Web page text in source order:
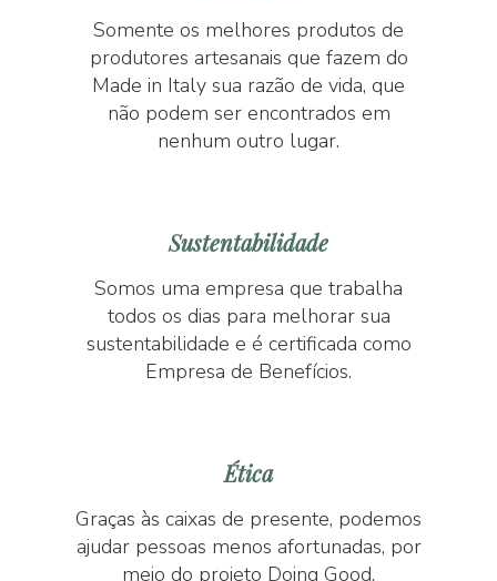
Somente os melhores produtos de
produtores artesanais que fazem do
Made in Italy sua razão de vida, que
não podem ser encontrados em
nenhum outro lugar.
Sustentabilidade
Somos uma empresa que trabalha
todos os dias para melhorar sua
sustentabilidade e é certificada como
Empresa de Benefícios.
Ética
Graças às caixas de presente, podemos
ajudar pessoas menos afortunadas, por
meio do projeto Doing Good.